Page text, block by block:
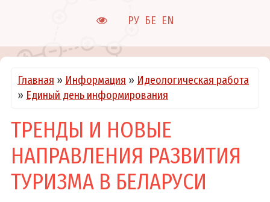
РУ БЕ EN
Главная » Информация » Идеологическая работа
» Единый день информирования
ТРЕНДЫ И НОВЫЕ
НАПРАВЛЕНИЯ РАЗВИТИЯ
ТУРИЗМА В БЕЛАРУСИ